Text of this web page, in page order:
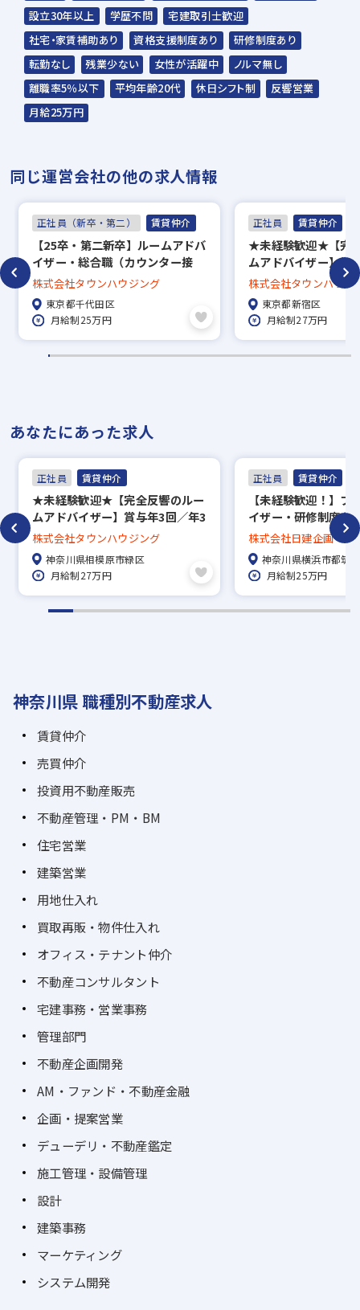
設立30年以上
学歴不問
宅建取引士歓迎
社宅・家賃補助あり
資格支援制度あり
研修制度あり
転勤なし
残業少ない 女性が活躍中
ノルマ無し
離職率5％以下
平均年齢20代 休日シフト制
反響営業
月給25万円
同じ運営会社の他の求人情報
正社員（新卒・第二） 賃貸仲介
【25卒・第二新卒】ルームアドバ
イザー・総合職（カウンター接
客）賞与年3回／直営140店舗の
老舗安定企業
株式会社タウンハウジング
東京都千代田区
月給制25万円
正社員 賃貸仲介
★未経験歓迎★【完
ムアドバイザー】賞
回長期休暇あり／約
中から好きな物件に
度、家賃補助50％／
で地域密着！
株式会社タウンハウジ
東京都新宿区
月給制27万円
あなたにあった求人
正社員 賃貸仲介
★未経験歓迎★【完全反響のルー
ムアドバイザー】賞与年3回／年3
回長期休暇あり／約5万7000件の
中から好きな物件に住める社宅制
度、家賃補助50％／直営139店舗
で地域密着！
株式会社タウンハウジング
神奈川県相模原市緑区
月給制27万円
正社員 賃貸仲介
【未経験歓迎！】フ
イザー・研修制度あ
平均9.6h◎
株式会社日建企画
神奈川県横浜市都筑区
月給制25万円
神奈川県 職種別不動産求人
賃貸仲介
売買仲介
投資用不動産販売
不動産管理・PM・BM
住宅営業
建築営業
用地仕入れ
買取再販・物件仕入れ
オフィス・テナント仲介
不動産コンサルタント
宅建事務・営業事務
管理部門
不動産企画開発
AM・ファンド・不動産金融
企画・提案営業
デューデリ・不動産鑑定
施工管理・設備管理
設計
建築事務
マーケティング
システム開発